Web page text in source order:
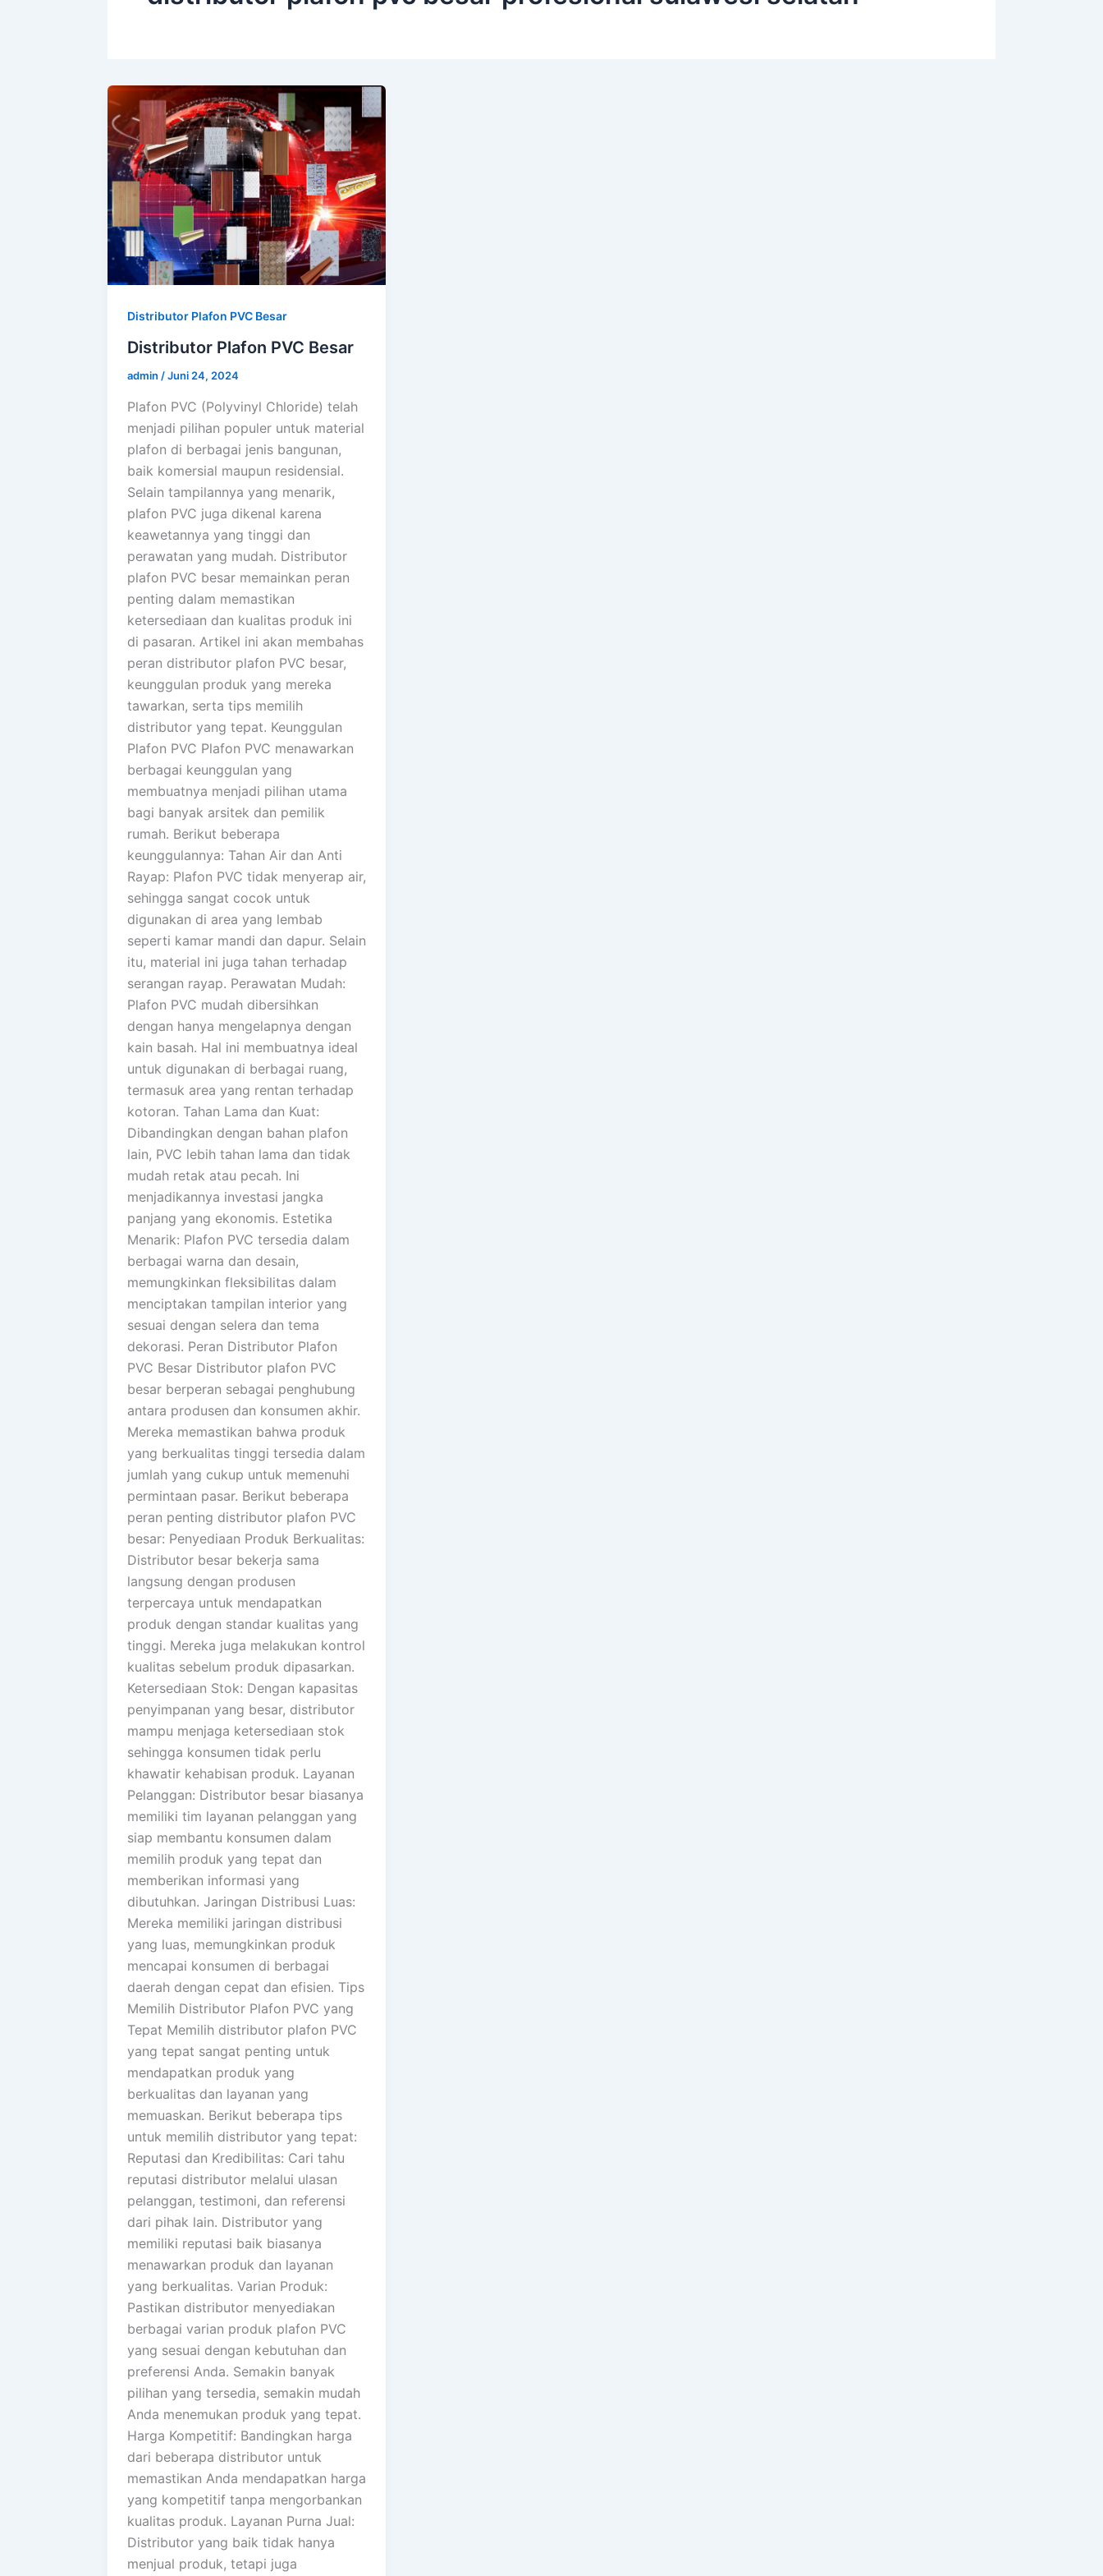
Distributor Plafon PVC Besar
Distributor Plafon PVC Besar
admin /Juni 24, 2024
Plafon PVC (Polyvinyl Chloride) telah
menjadi pilihan populer untuk material
plafon di berbagai jenis bangunan,
baik komersial maupun residensial.
Selain tampilannya yang menarik,
plafon PVC juga dikenal karena
keawetannya yang tinggi dan
perawatan yang mudah. Distributor
plafon PVC besar memainkan peran
penting dalam memastikan
ketersediaan dan kualitas produk ini
di pasaran. Artikel ini akan membahas
peran distributor plafon PVC besar,
keunggulan produk yang mereka
tawarkan, serta tips memilih
distributor yang tepat. Keunggulan
Plafon PVC Plafon PVC menawarkan
berbagai keunggulan yang
membuatnya menjadi pilihan utama
bagi banyak arsitek dan pemilik
rumah. Berikut beberapa
keunggulannya: Tahan Air dan Anti
Rayap: Plafon PVC tidak menyerap air,
sehingga sangat cocok untuk
digunakan di area yang lembab
seperti kamar mandi dan dapur. Selain
itu, material ini juga tahan terhadap
serangan rayap. Perawatan Mudah:
Plafon PVC mudah dibersihkan
dengan hanya mengelapnya dengan
kain basah. Hal ini membuatnya ideal
untuk digunakan di berbagai ruang,
termasuk area yang rentan terhadap
kotoran. Tahan Lama dan Kuat:
Dibandingkan dengan bahan plafon
lain, PVC lebih tahan lama dan tidak
mudah retak atau pecah. Ini
menjadikannya investasi jangka
panjang yang ekonomis. Estetika
Menarik: Plafon PVC tersedia dalam
berbagai warna dan desain,
memungkinkan fleksibilitas dalam
menciptakan tampilan interior yang
sesuai dengan selera dan tema
dekorasi. Peran Distributor Plafon
PVC Besar Distributor plafon PVC
besar berperan sebagai penghubung
antara produsen dan konsumen akhir.
Mereka memastikan bahwa produk
yang berkualitas tinggi tersedia dalam
jumlah yang cukup untuk memenuhi
permintaan pasar. Berikut beberapa
peran penting distributor plafon PVC
besar: Penyediaan Produk Berkualitas:
Distributor besar bekerja sama
langsung dengan produsen
terpercaya untuk mendapatkan
produk dengan standar kualitas yang
tinggi. Mereka juga melakukan kontrol
kualitas sebelum produk dipasarkan.
Ketersediaan Stok: Dengan kapasitas
penyimpanan yang besar, distributor
mampu menjaga ketersediaan stok
sehingga konsumen tidak perlu
khawatir kehabisan produk. Layanan
Pelanggan: Distributor besar biasanya
memiliki tim layanan pelanggan yang
siap membantu konsumen dalam
memilih produk yang tepat dan
memberikan informasi yang
dibutuhkan. Jaringan Distribusi Luas:
Mereka memiliki jaringan distribusi
yang luas, memungkinkan produk
mencapai konsumen di berbagai
daerah dengan cepat dan efisien. Tips
Memilih Distributor Plafon PVC yang
Tepat Memilih distributor plafon PVC
yang tepat sangat penting untuk
mendapatkan produk yang
berkualitas dan layanan yang
memuaskan. Berikut beberapa tips
untuk memilih distributor yang tepat:
Reputasi dan Kredibilitas: Cari tahu
reputasi distributor melalui ulasan
pelanggan, testimoni, dan referensi
dari pihak lain. Distributor yang
memiliki reputasi baik biasanya
menawarkan produk dan layanan
yang berkualitas. Varian Produk:
Pastikan distributor menyediakan
berbagai varian produk plafon PVC
yang sesuai dengan kebutuhan dan
preferensi Anda. Semakin banyak
pilihan yang tersedia, semakin mudah
Anda menemukan produk yang tepat.
Harga Kompetitif: Bandingkan harga
dari beberapa distributor untuk
memastikan Anda mendapatkan harga
yang kompetitif tanpa mengorbankan
kualitas produk. Layanan Purna Jual:
Distributor yang baik tidak hanya
menjual produk, tetapi juga